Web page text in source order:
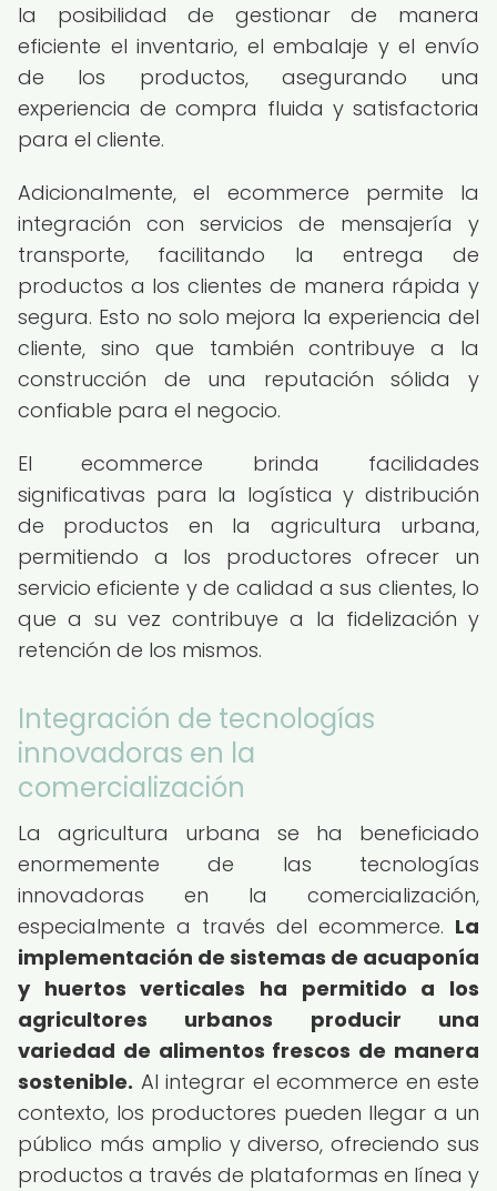
la posibilidad de gestionar de manera
eficiente el inventario, el embalaje y el envío
de los productos, asegurando una
experiencia de compra fluida y satisfactoria
para el cliente.
Adicionalmente, el ecommerce permite la
integración con servicios de mensajería y
transporte, facilitando la entrega de
productos a los clientes de manera rápida y
segura. Esto no solo mejora la experiencia del
cliente, sino que también contribuye a la
construcción de una reputación sólida y
confiable para el negocio.
El ecommerce brinda facilidades
significativas para la logística y distribución
de productos en la agricultura urbana,
permitiendo a los productores ofrecer un
servicio eficiente y de calidad a sus clientes, lo
que a su vez contribuye a la fidelización y
retención de los mismos.
Integración de tecnologías
innovadoras en la
comercialización
La agricultura urbana se ha beneficiado
enormemente de las tecnologías
innovadoras en la comercialización,
especialmente a través del ecommerce. La
implementación de sistemas de acuaponía
y huertos verticales ha permitido a los
agricultores urbanos producir una
variedad de alimentos frescos de manera
sostenible. Al integrar el ecommerce en este
contexto, los productores pueden llegar a un
público más amplio y diverso, ofreciendo sus
productos a través de plataformas en línea y